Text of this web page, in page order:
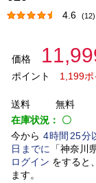
4.6 (12)
価格
ポイント
1,199
送料
無料
在庫状況： 〇
今から 4時間 25分
日 までに 「神奈川
ログイン をすると
ます。